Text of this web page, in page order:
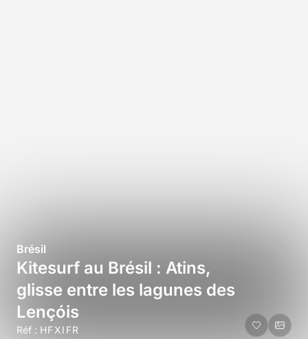
Brésil
Kitesurf au Brésil : Atins,
glisse entre les lagunes des
Lençóis
Réf : HFXIFR